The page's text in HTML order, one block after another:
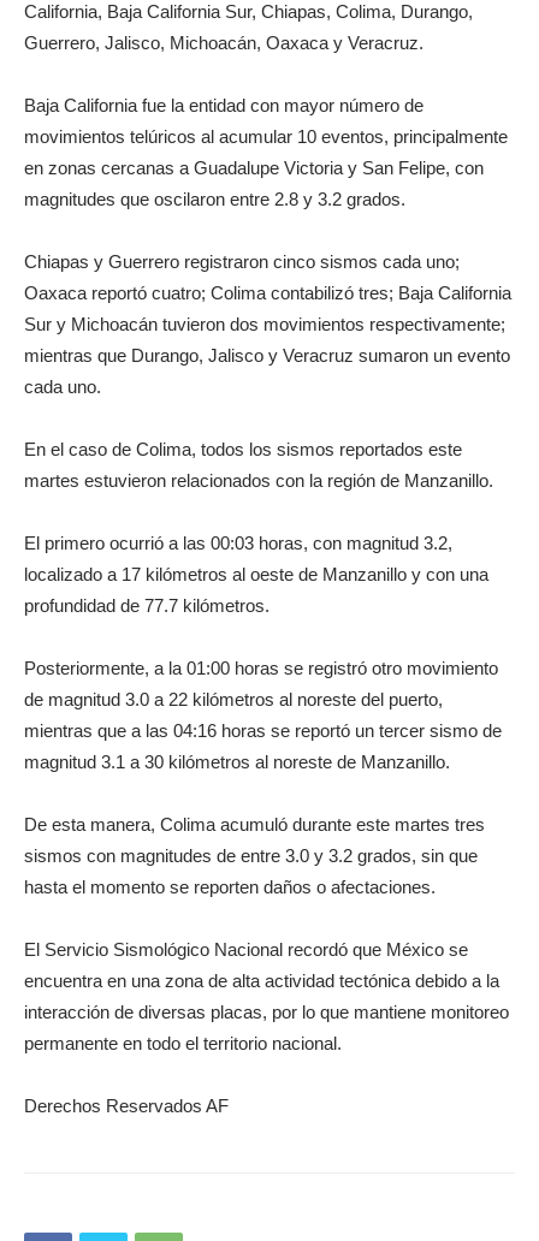
California, Baja California Sur, Chiapas, Colima, Durango,
Guerrero, Jalisco, Michoacán, Oaxaca y Veracruz.
Baja California fue la entidad con mayor número de
movimientos telúricos al acumular 10 eventos, principalmente
en zonas cercanas a Guadalupe Victoria y San Felipe, con
magnitudes que oscilaron entre 2.8 y 3.2 grados.
Chiapas y Guerrero registraron cinco sismos cada uno;
Oaxaca reportó cuatro; Colima contabilizó tres; Baja California
Sur y Michoacán tuvieron dos movimientos respectivamente;
mientras que Durango, Jalisco y Veracruz sumaron un evento
cada uno.
En el caso de Colima, todos los sismos reportados este
martes estuvieron relacionados con la región de Manzanillo.
El primero ocurrió a las 00:03 horas, con magnitud 3.2,
localizado a 17 kilómetros al oeste de Manzanillo y con una
profundidad de 77.7 kilómetros.
Posteriormente, a la 01:00 horas se registró otro movimiento
de magnitud 3.0 a 22 kilómetros al noreste del puerto,
mientras que a las 04:16 horas se reportó un tercer sismo de
magnitud 3.1 a 30 kilómetros al noreste de Manzanillo.
De esta manera, Colima acumuló durante este martes tres
sismos con magnitudes de entre 3.0 y 3.2 grados, sin que
hasta el momento se reporten daños o afectaciones.
El Servicio Sismológico Nacional recordó que México se
encuentra en una zona de alta actividad tectónica debido a la
interacción de diversas placas, por lo que mantiene monitoreo
permanente en todo el territorio nacional.
Derechos Reservados AF